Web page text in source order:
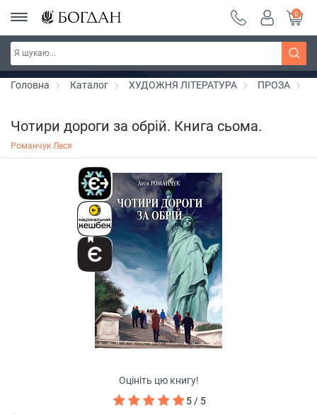
Серія "Чейзіана" ~ знижка 20%
0
Головна Каталог ХУДОЖНЯ ЛІТЕРАТУРА ПРОЗА
Чотири дороги за обрій. Книга сьома.
Романчук Леся
Оцініть цю книгу!
5 / 5